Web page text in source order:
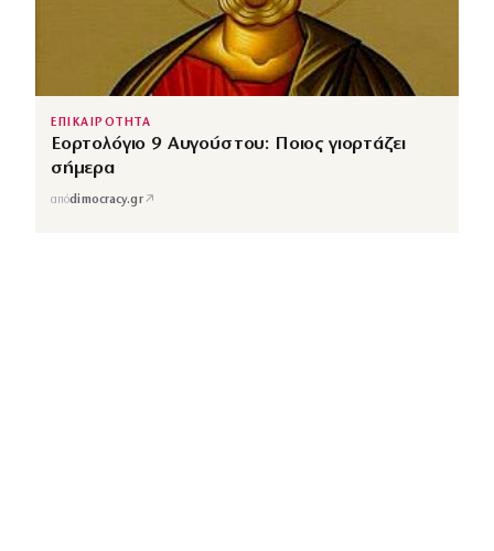
ΕΠΙΚΑΙΡΟΤΗΤΑ
Εορτολόγιο 9 Αυγούστου: Ποιος γιορτάζει
σήμερα
απόdimocracy.gr↗